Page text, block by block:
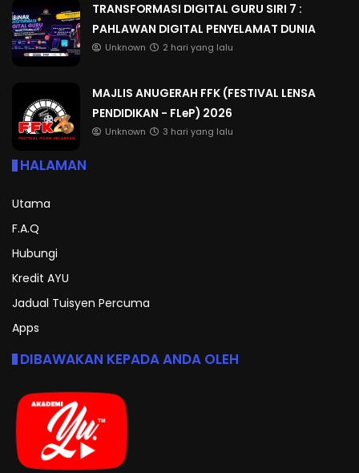
TRANSFORMASI DIGITAL GURU SIRI 7 :
PAHLAWAN DIGITAL PENYELAMAT DUNIA
Unknown 2 hari yang lalu
MAJLIS ANUGERAH FFK (FESTIVAL LENSA
PENDIDIKAN - FLeP) 2026
Unknown 3 hari yang lalu
HALAMAN
Utama
F.A.Q
Hubungi
Kredit AYU
Jadual Tuisyen Percuma
Apps
DIBAWAKAN KEPADA ANDA OLEH